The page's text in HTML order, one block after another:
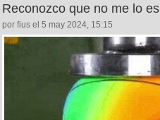
Reconozco que no me lo
por fius el 5 may 2024, 15:15